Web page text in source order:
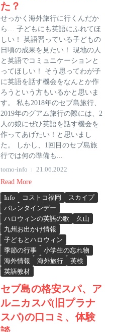
た？
せっかく海外旅行に行くんだか
ら… 子どもにも英語にふれてほ
しい！ 英語習っている子どもの
日頃の成果を見たい！ 現地の人
と英語でコミュニケーションと
ってほしい！ そう思ってわが子
に英語を話す機会をなんとか作
ろうという方もいるかと思いま
す。 私も2018年のセブ島旅行、
2019年のグアム旅行の際には、2
人の娘にぜひ英語を話す機会を
作ってあげたい！と思いまし
た。 しかし、1回目のセブ島旅
行では何の準備も...
tomo-info
21.06.2022
Read More
Info コストコ福岡
スカイプ
バレンタインデー
ハロウィンの英語の歌
久山
九州お出かけ情報
子どもとハロウィン
季節の行事
小学生の忘れ物
海外情報
海外旅行
英検
英語教材
セブ島の格安スパ、ア
ルニカスパ(旧プラナ
スパ)の口コミ、体験